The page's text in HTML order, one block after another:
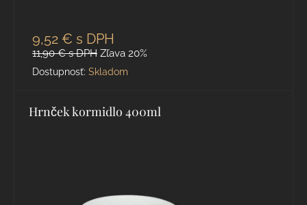
9,52 € s DPH
11,90 €s DPH Zľava 20%
Dostupnosť: Skladom
Hrnček kormidlo 400ml